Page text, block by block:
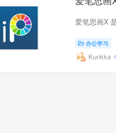
办公学习
Kunkka